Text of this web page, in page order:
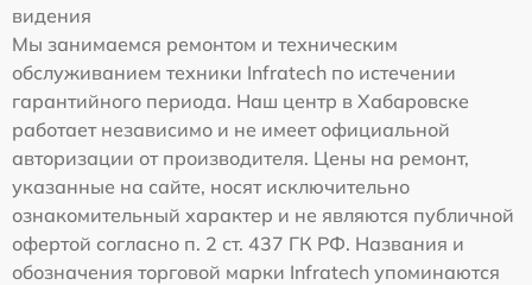
видения
Мы занимаемся ремонтом и техническим
обслуживанием техники Infratech по истечении
гарантийного периода. Наш центр в Хабаровске
работает независимо и не имеет официальной
авторизации от производителя. Цены на ремонт,
указанные на сайте, носят исключительно
ознакомительный характер и не являются публичной
офертой согласно п. 2 ст. 437 ГК РФ. Названия и
обозначения торговой марки Infratech упоминаются